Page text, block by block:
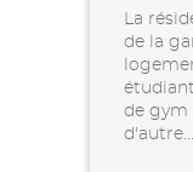
La
de la
de gym
d'autre...